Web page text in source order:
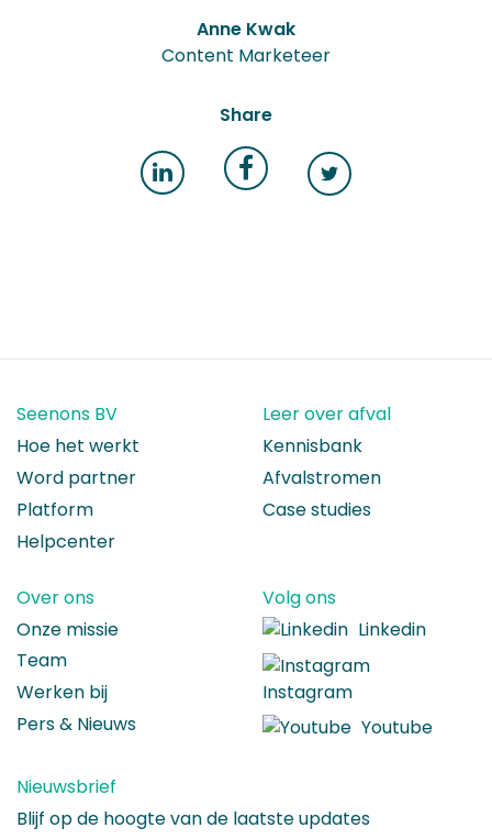
Anne Kwak
Content Marketeer
Share
Seenons BV
Hoe het werkt
Word partner
Platform
Helpcenter
Leer over afval
Kennisbank
Afvalstromen
Case studies
Over ons
Onze missie
Team
Werken bij
Pers & Nieuws
Volg ons
Linkedin
Instagram
Youtube
Nieuwsbrief
Blijf op de hoogte van de laatste updates